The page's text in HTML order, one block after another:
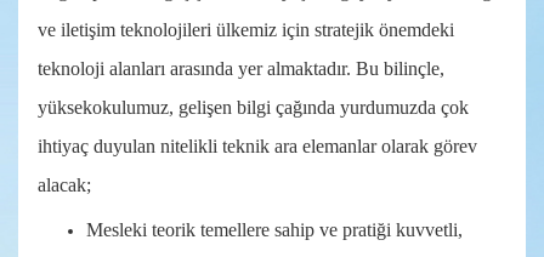
ve iletişim teknolojileri ülkemiz için stratejik önemdeki
teknoloji alanları arasında yer almaktadır. Bu bilinçle,
yüksekokulumuz, gelişen bilgi çağında yurdumuzda çok
ihtiyaç duyulan nitelikli teknik ara elemanlar olarak görev
alacak;
Mesleki teorik temellere sahip ve pratiği kuvvetli,